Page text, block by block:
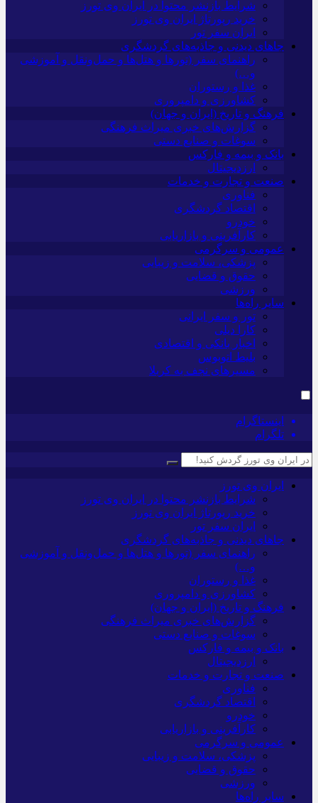
شرایط بازنشر محتوا در ایران وی تورز
خرید رپورتاژ ایران وی تورز
ایران سفر تور
جاهای دیدنی و جاذبه‌های گردشگری
راهنمای سفر (تورها و هتل‌ها و حمل‌و‌نقل و آموزشی
و…)
غذا و رستوران
کشاورزی و دامپروری
فرهنگ و تاریخ (ایران و جهان)
گزارش‌های خبری میراث فرهنگی
سوغات و صنایع دستی
بانک و بیمه و فارکس
ارزدیجیتال
صنعت و تجارت و خدمات
فناوری
اقتصاد گردشگری
خودرو
کارآفرینی و بازاریابی
عمومی و سرگرمی
پزشکی، سلامت و زیبایی
حقوق و قضایی
ورزشی
سایر راه‌ها
تور و سفر ایرانی
کارا دیلی
اخبار بانکی و اقتصادی
بلیط اتوبوس
مسیرهای نجف به کربلا
اینستاگرام
تلگرام
ایران وی تورز
شرایط بازنشر محتوا در ایران وی تورز
خرید رپورتاژ ایران وی تورز
ایران سفر تور
جاهای دیدنی و جاذبه‌های گردشگری
راهنمای سفر (تورها و هتل‌ها و حمل‌و‌نقل و آموزشی
و…)
غذا و رستوران
کشاورزی و دامپروری
فرهنگ و تاریخ (ایران و جهان)
گزارش‌های خبری میراث فرهنگی
سوغات و صنایع دستی
بانک و بیمه و فارکس
ارزدیجیتال
صنعت و تجارت و خدمات
فناوری
اقتصاد گردشگری
خودرو
کارآفرینی و بازاریابی
عمومی و سرگرمی
پزشکی، سلامت و زیبایی
حقوق و قضایی
ورزشی
سایر راه‌ها